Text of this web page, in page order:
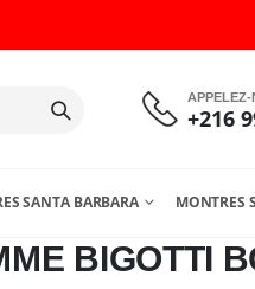
APPELEZ-
+216
SANTA BARBARA MONTRES
BIGOTTI